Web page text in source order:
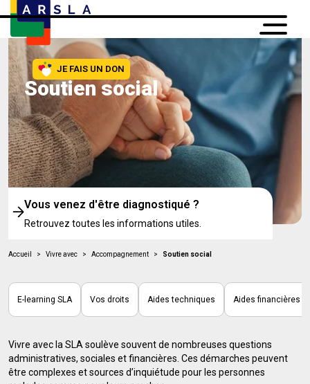
JE FAIS UN DON
Soutien social
Vous venez d'être diagnostiqué ?
Retrouvez toutes les informations utiles.
Accueil > Vivre avec > Accompagnement > Soutien social
E-learning SLA Vos droits Aides techniques Aides financières
Vivre avec la SLA soulève souvent de nombreuses questions
administratives, sociales et financières. Ces démarches peuvent
être complexes et sources d’inquiétude pour les personnes